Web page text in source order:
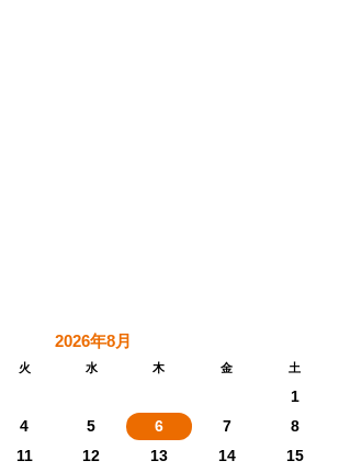
2026年8月
火 水 木 金 土
1
4 5 6 7
8
11 12 13 14
15